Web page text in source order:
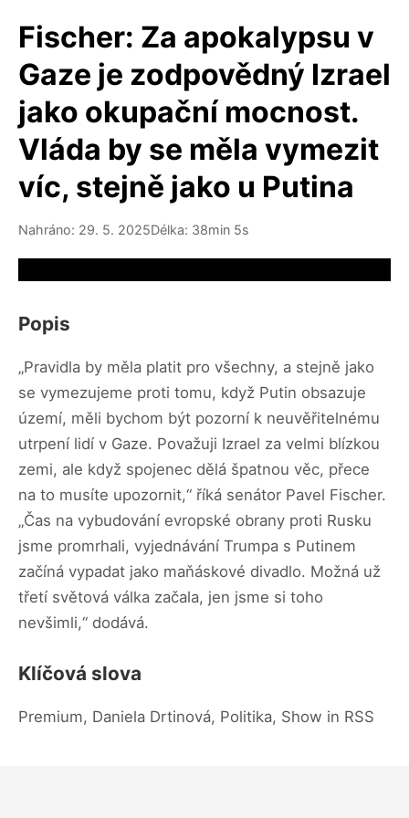
Fischer: Za apokalypsu v
Gaze je zodpovědný Izrael
jako okupační mocnost.
Vláda by se měla vymezit
víc, stejně jako u Putina
Nahráno: 29. 5. 2025Délka: 38min 5s
Popis
„Pravidla by měla platit pro všechny, a stejně jako
se vymezujeme proti tomu, když Putin obsazuje
území, měli bychom být pozorní k neuvěřitelnému
utrpení lidí v Gaze. Považuji Izrael za velmi blízkou
zemi, ale když spojenec dělá špatnou věc, přece
na to musíte upozornit,“ říká senátor Pavel Fischer.
„Čas na vybudování evropské obrany proti Rusku
jsme promrhali, vyjednávání Trumpa s Putinem
začíná vypadat jako maňáskové divadlo. Možná už
třetí světová válka začala, jen jsme si toho
nevšimli,“ dodává.
Klíčová slova
Premium, Daniela Drtinová, Politika, Show in RSS